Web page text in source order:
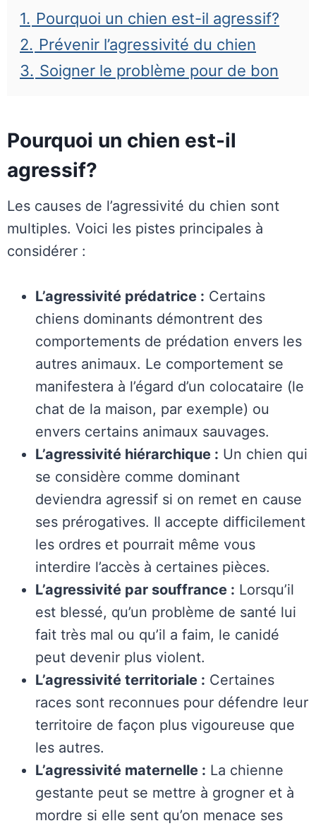
1. Pourquoi un chien est-il agressif?
2. Prévenir l’agressivité du chien
3. Soigner le problème pour de bon
Pourquoi un chien est-il
agressif?
Les causes de l’agressivité du chien sont
multiples. Voici les pistes principales à
considérer :
L’agressivité prédatrice : Certains
chiens dominants démontrent des
comportements de prédation envers les
autres animaux. Le comportement se
manifestera à l’égard d’un colocataire (le
chat de la maison, par exemple) ou
envers certains animaux sauvages.
L’agressivité hiérarchique : Un chien qui
se considère comme dominant
deviendra agressif si on remet en cause
ses prérogatives. Il accepte difficilement
les ordres et pourrait même vous
interdire l’accès à certaines pièces.
L’agressivité par souffrance : Lorsqu’il
est blessé, qu’un problème de santé lui
fait très mal ou qu’il a faim, le canidé
peut devenir plus violent.
L’agressivité territoriale : Certaines
races sont reconnues pour défendre leur
territoire de façon plus vigoureuse que
les autres.
L’agressivité maternelle : La chienne
gestante peut se mettre à grogner et à
mordre si elle sent qu’on menace ses